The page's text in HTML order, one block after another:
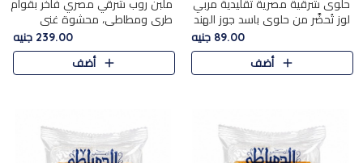
حلوى شرقية مصرية تقليدية مربي
لوز تُحضَّر من حلوى باسد جوز الهند
بقوام طري ومذاق غني، وتُزين
وتغطاه بقطع اللوز الفاخر التي
تضيف لمسة مميزة م..
89.00 جنيه
أضف
ملبن روب شرقي مصري فاخر بقوام
طري ومطاطي، محشوة غني
بسخاء بقطع عين الجمل واللوز
الفاخر التي تضيف قرمشة مميزة
ومرضية ونكهة ناتي غنية في كل
239.00 جنيه
أضف